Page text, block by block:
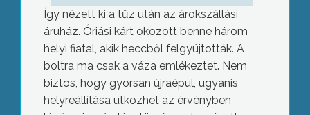
Így nézett ki a tűz után az árokszállási
áruház. Óriási kárt okozott benne három
helyi fiatal, akik heccből felgyújtották. A
boltra ma csak a váza emlékeztet. Nem
biztos, hogy gyorsan újraépül, ugyanis
helyreállítása ütközhet az érvényben